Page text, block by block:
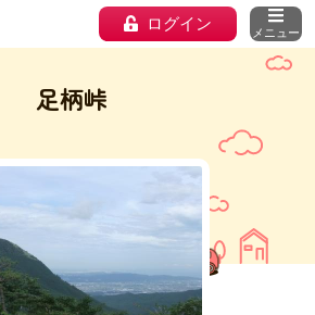
ログイン メニュー
足柄峠